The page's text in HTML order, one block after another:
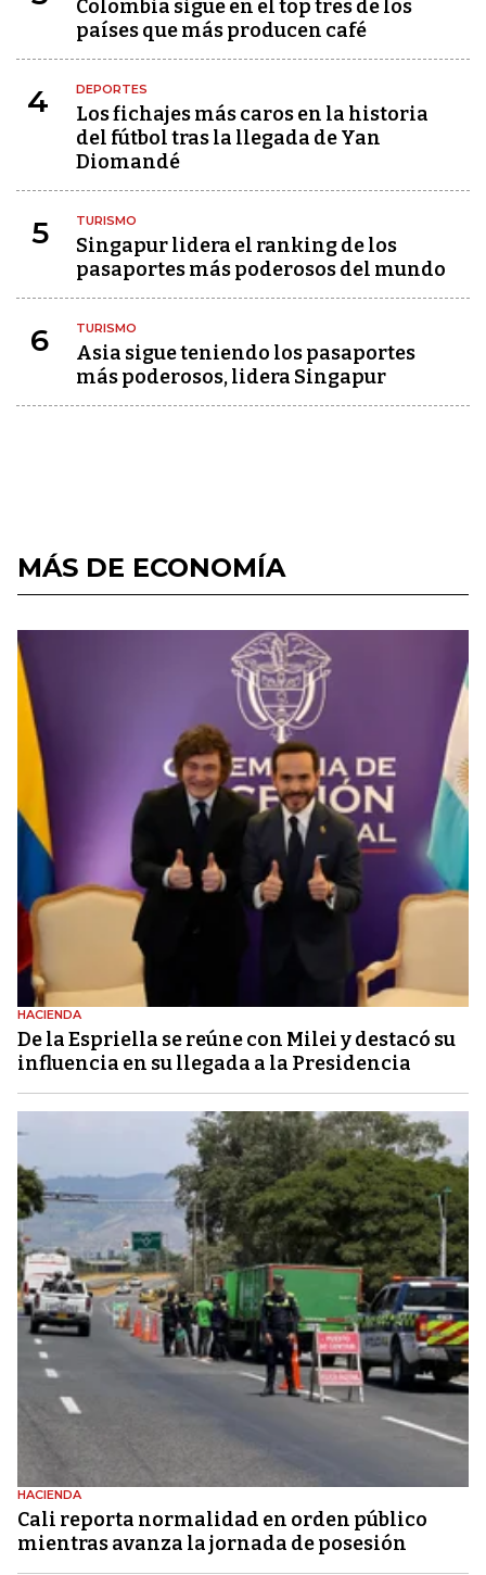
Colombia sigue en el top tres de los
países que más producen café
4 DEPORTES
Los fichajes más caros en la historia
del fútbol tras la llegada de Yan
Diomandé
5 TURISMO
Singapur lidera el ranking de los
pasaportes más poderosos del mundo
6 TURISMO
Asia sigue teniendo los pasaportes
más poderosos, lidera Singapur
MÁS DE ECONOMÍA
HACIENDA
De la Espriella se reúne con Milei y destacó su
influencia en su llegada a la Presidencia
HACIENDA
Cali reporta normalidad en orden público
mientras avanza la jornada de posesión